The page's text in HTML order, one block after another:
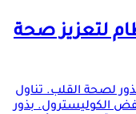
لتعزيز صحة
لصحة القلب. تناول
الكوليسترول. بذور